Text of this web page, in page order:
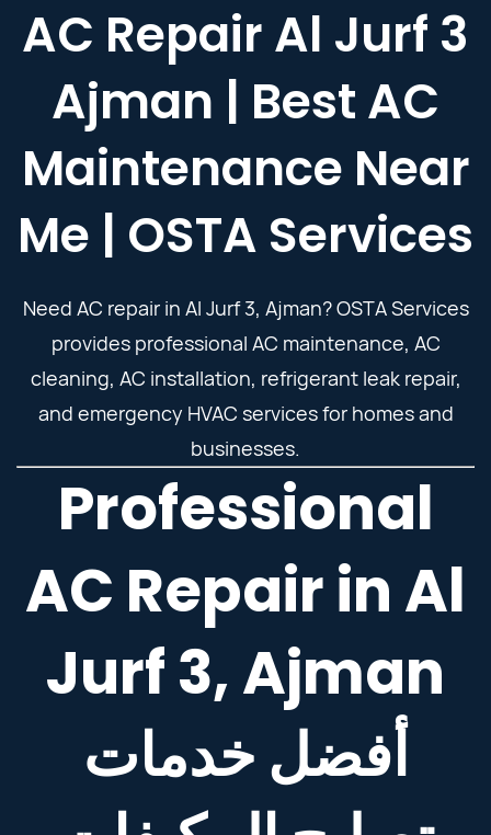
AC Repair Al Jurf 3
Ajman | Best AC
Maintenance Near
Me | OSTA Services
Need AC repair in Al Jurf 3, Ajman? OSTA Services
provides professional AC maintenance, AC
cleaning, AC installation, refrigerant leak repair,
and emergency HVAC services for homes and
businesses.
Professional
AC Repair in Al
Jurf 3, Ajman
أفضل خدمات